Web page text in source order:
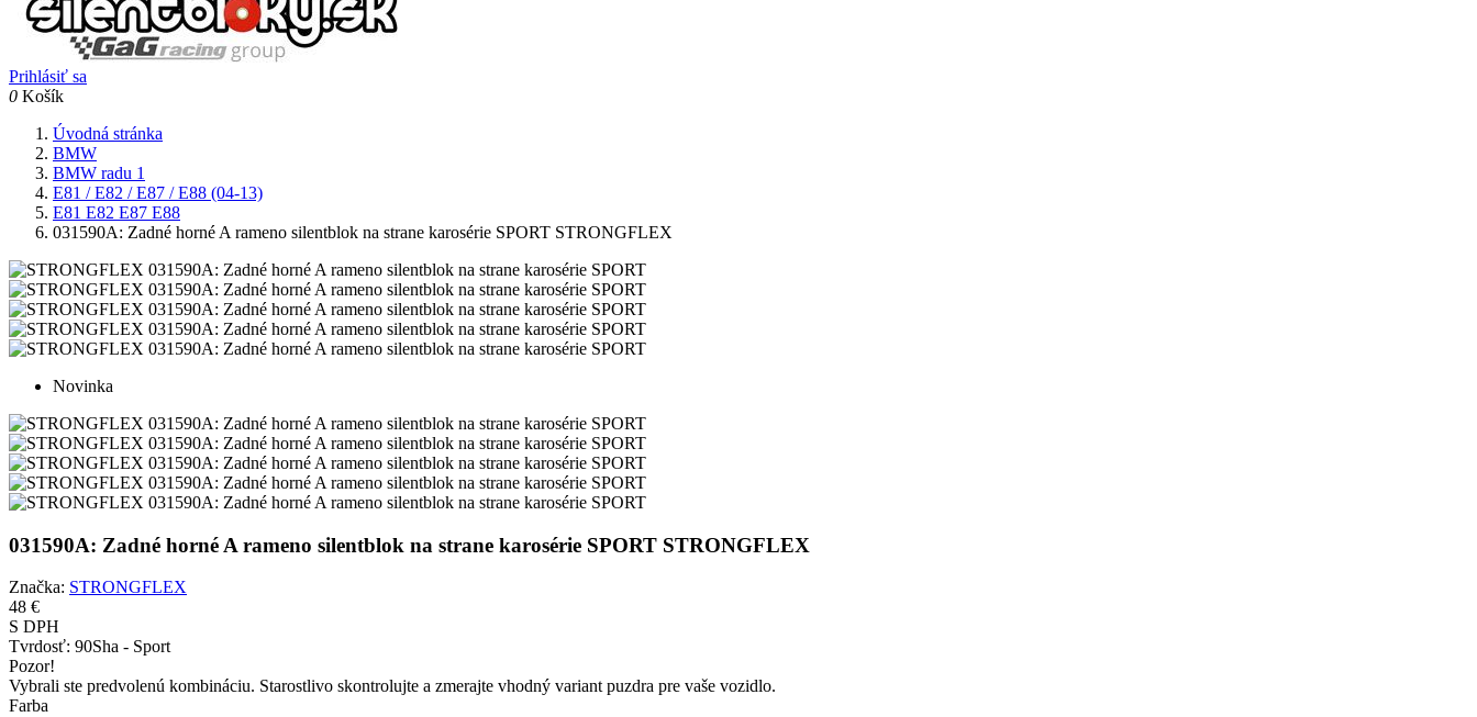
Prihlásiť sa
0 Košík
Úvodná stránka
BMW
BMW radu 1
E81 / E82 / E87 / E88 (04-13)
E81 E82 E87 E88
031590A: Zadné horné A rameno silentblok na strane karosérie SPORT STRONGFLEX
Novinka
031590A: Zadné horné A rameno silentblok na strane karosérie SPORT STRONGFLEX
Značka: STRONGFLEX
48 €
S DPH
Tvrdosť: 90Sha - Sport
Pozor!
Vybrali ste predvolenú kombináciu. Starostlivo skontrolujte a zmerajte vhodný variant puzdra pre vaše vozidlo.
Farba